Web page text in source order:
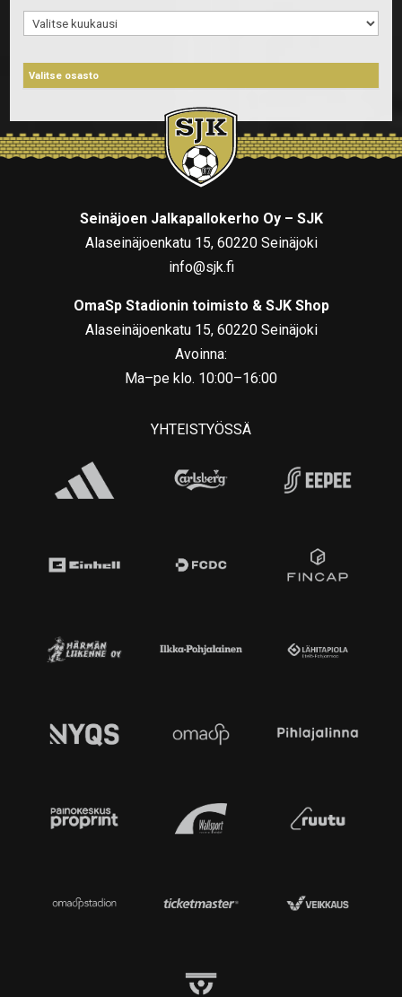
Arkistot
Seinäjoen Jalkapallokerho Oy – SJK
Alaseinäjoenkatu 15, 60220 Seinäjoki
info@sjk.fi
OmaSp Stadionin toimisto & SJK Shop
Alaseinäjoenkatu 15, 60220 Seinäjoki
Avoinna:
Ma–pe klo. 10:00–16:00
YHTEISTYÖSSÄ